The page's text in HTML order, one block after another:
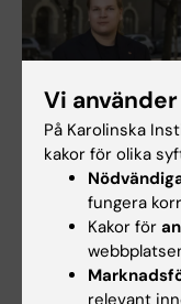
18 jun 2026
Sveriges
studentkårer om
klimatkrisen:
Universiteten
behöver leva
Vi
På Karolinska
kakor för olika
fungera
Kakor för
relevant